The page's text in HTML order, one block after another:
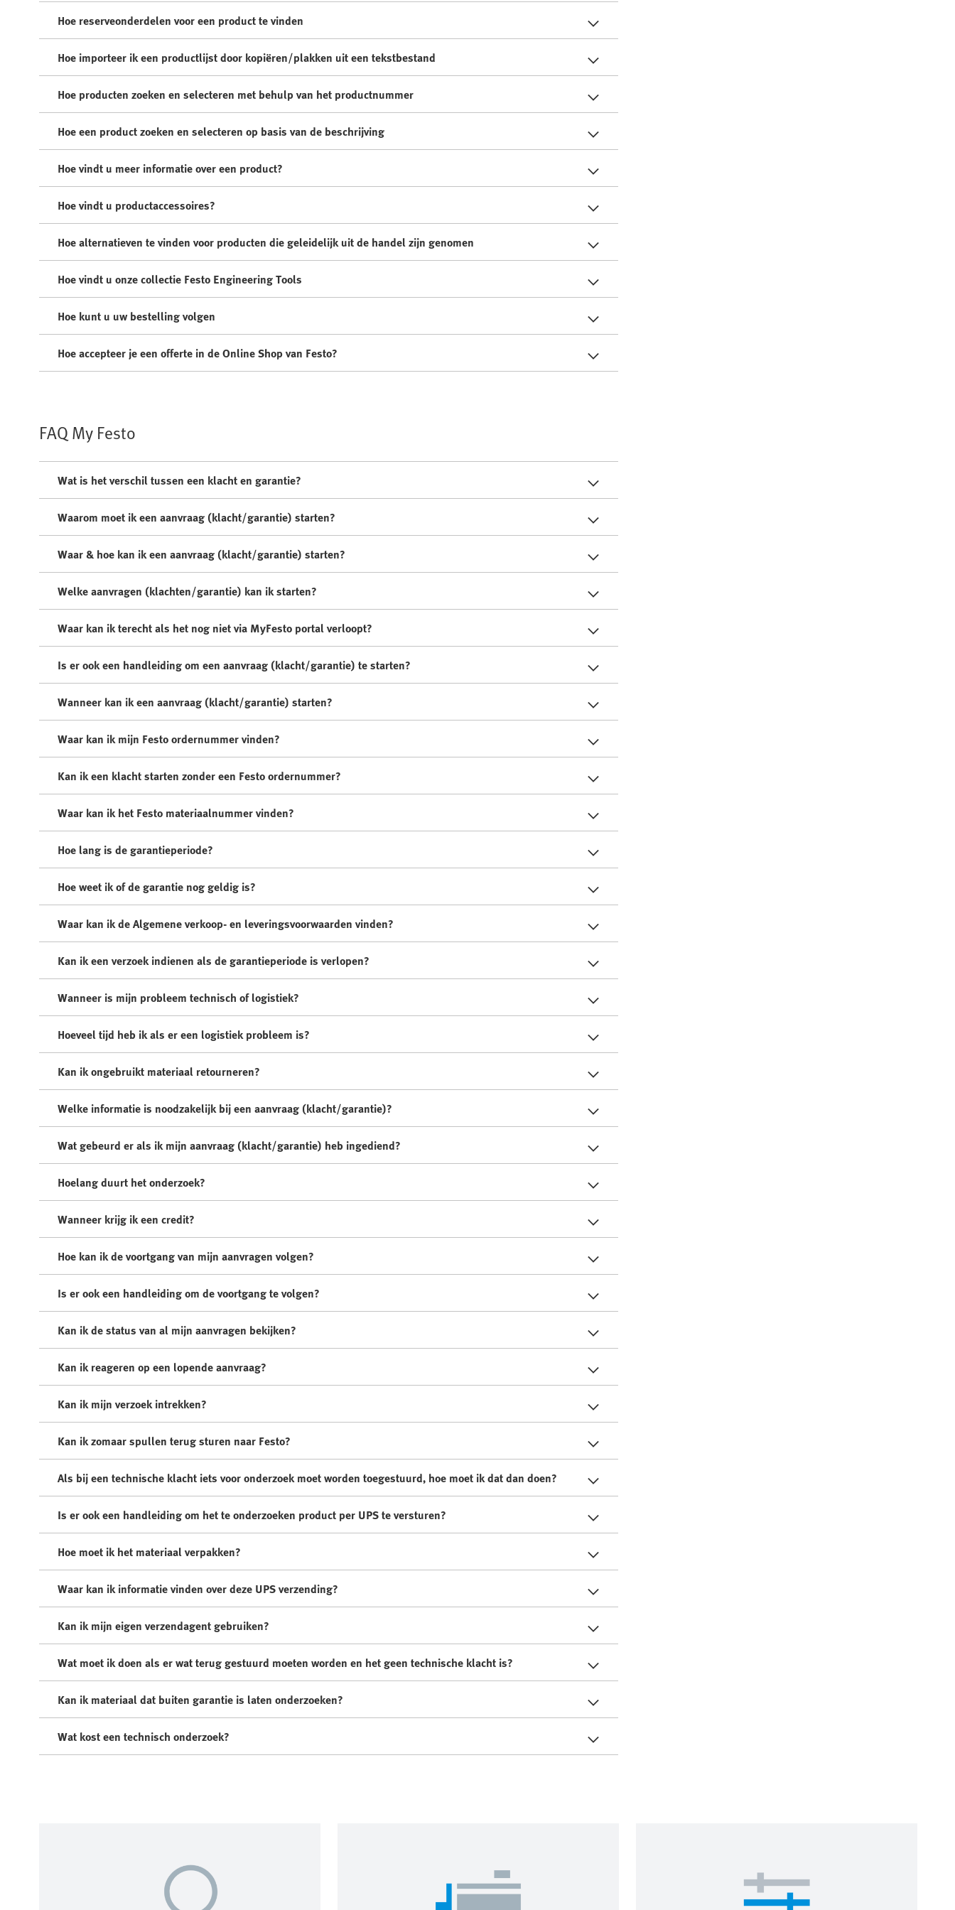
Hoe reserveonderdelen voor een product te vinden
Hoe importeer ik een productlijst door kopiëren/plakken uit een tekstbestand
Hoe producten zoeken en selecteren met behulp van het productnummer
Hoe een product zoeken en selecteren op basis van de beschrijving
Hoe vindt u meer informatie over een product?
Hoe vindt u productaccessoires?
Hoe alternatieven te vinden voor producten die geleidelijk uit de handel zijn genomen
Hoe vindt u onze collectie Festo Engineering Tools
Hoe kunt u uw bestelling volgen
Hoe accepteer je een offerte in de Online Shop van Festo?
FAQ My Festo
Wat is het verschil tussen een klacht en garantie?
Waarom moet ik een aanvraag (klacht/garantie) starten?
Waar & hoe kan ik een aanvraag (klacht/garantie) starten?
Welke aanvragen (klachten/garantie) kan ik starten?
Waar kan ik terecht als het nog niet via MyFesto portal verloopt?
Is er ook een handleiding om een aanvraag (klacht/garantie) te starten?
Wanneer kan ik een aanvraag (klacht/garantie) starten?
Waar kan ik mijn Festo ordernummer vinden?
Kan ik een klacht starten zonder een Festo ordernummer?
Waar kan ik het Festo materiaalnummer vinden?
Hoe lang is de garantieperiode?
Hoe weet ik of de garantie nog geldig is?
Waar kan ik de Algemene verkoop- en leveringsvoorwaarden vinden?
Kan ik een verzoek indienen als de garantieperiode is verlopen?
Wanneer is mijn probleem technisch of logistiek?
Hoeveel tijd heb ik als er een logistiek probleem is?
Kan ik ongebruikt materiaal retourneren?
Welke informatie is noodzakelijk bij een aanvraag (klacht/garantie)?
Wat gebeurd er als ik mijn aanvraag (klacht/garantie) heb ingediend?
Hoelang duurt het onderzoek?
Wanneer krijg ik een credit?
Hoe kan ik de voortgang van mijn aanvragen volgen?
Is er ook een handleiding om de voortgang te volgen?
Kan ik de status van al mijn aanvragen bekijken?
Kan ik reageren op een lopende aanvraag?
Kan ik mijn verzoek intrekken?
Kan ik zomaar spullen terug sturen naar Festo?
Als bij een technische klacht iets voor onderzoek moet worden toegestuurd, hoe moet ik dat dan doen?
Is er ook een handleiding om het te onderzoeken product per UPS te versturen?
Hoe moet ik het materiaal verpakken?
Waar kan ik informatie vinden over deze UPS verzending?
Kan ik mijn eigen verzendagent gebruiken?
Wat moet ik doen als er wat terug gestuurd moeten worden en het geen technische klacht is?
Kan ik materiaal dat buiten garantie is laten onderzoeken?
Wat kost een technisch onderzoek?